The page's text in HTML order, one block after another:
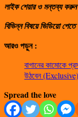
লাইক শেয়ার ও মন্তব্য করুন
বিভিন্ন বিষয়ে ভিডিয়ো
আরও পড়ুন :
বাগানের কামোকে
উঠবেন (Exclusive)
Spread the love